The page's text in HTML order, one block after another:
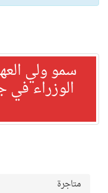
سمو ولي
الوزراء
متاجرة